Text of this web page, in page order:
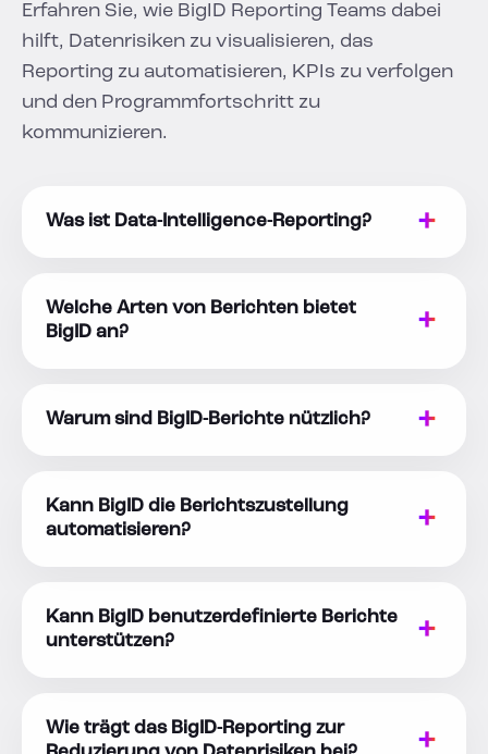
Erfahren Sie, wie BigID Reporting Teams dabei
hilft, Datenrisiken zu visualisieren, das
Reporting zu automatisieren, KPIs zu verfolgen
und den Programmfortschritt zu
kommunizieren.
Was ist Data-Intelligence-Reporting?
Welche Arten von Berichten bietet
BigID an?
Warum sind BigID-Berichte nützlich?
Kann BigID die Berichtszustellung
automatisieren?
Kann BigID benutzerdefinierte Berichte
unterstützen?
Wie trägt das BigID-Reporting zur